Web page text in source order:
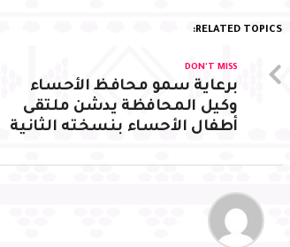
RELATED TOPICS:
DON'T MISS
برعاية سمو محافظ الأحساء
وكيل المحافظة يدشن ملتقى
أطفال الأحساء بنسخته الثانية